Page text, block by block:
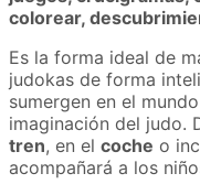
colorear,
Es la forma ideal de
judokas de forma
sumergen en el
imaginación del judo.
tren, en el coche o
acompañará a los